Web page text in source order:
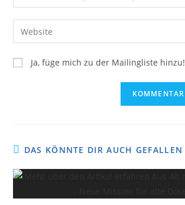
Ja, füge mich zu der Mailingliste hinzu!
DAS KÖNNTE DIR AUCH GEFALLEN